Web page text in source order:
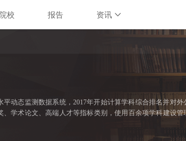
院校 报告 资讯
动态监测数据系统，2017年开始计算学科综合排名并对外
学术论文、高端人才等指标类别，使用百余项学科建设管
成果的占有和贡献。软科中国最好学科排名采用的学科口
的一级学科和专业学位类别。在每个学科，排名的对象是在